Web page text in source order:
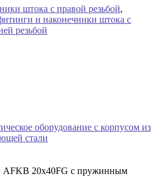
штока с правой резьбой,
и наконечники штока с
резьбой
оборудование с корпусом из
стали